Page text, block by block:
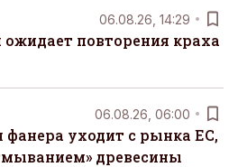
06.08.26, 14:29
повторения краха
06.08.26, 06:00
фанера уходит с рынка ЕС,
древесины